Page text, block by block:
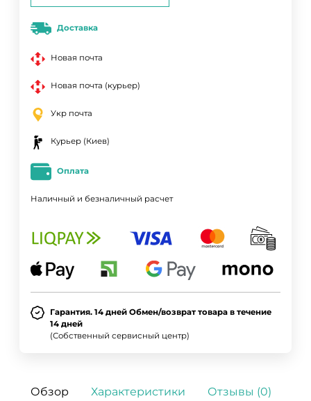
Доставка
Новая почта
Новая почта (курьер)
Укр почта
Курьер (Киев)
Оплата
Наличный и безналичный расчет
Гарантия. 14 дней Обмен/возврат товара в течение
14 дней
(Собственный сервисный центр)
Обзор Характеристики Отзывы (0)